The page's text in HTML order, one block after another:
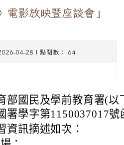
電影放映暨座談會」
04-28 | 點閱數： 64
部國民及學前教育署(
署學字第1150037017號
資訊摘述如次：